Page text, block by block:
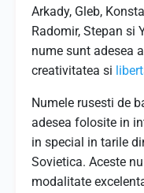
Arkady, Gleb,
Radomir, Stepan si
nume sunt adesea
creativitatea si
Numele rusesti de
adesea folosite in
in special in tarile
Sovietica. Aceste
modalitate